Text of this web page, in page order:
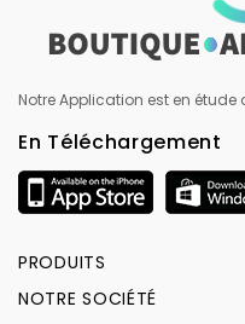
Notre Application est en
En Téléchargement
PRODUITS
NOTRE SOCIÉTÉ